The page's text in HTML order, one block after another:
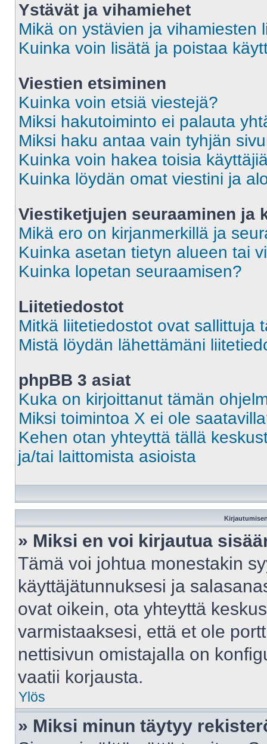
Ystävät ja vihamiehet
Mikä on ystävien ja vihamiesten
Kuinka voin lisätä ja poistaa
Viestien etsiminen
Kuinka voin etsiä viestejä?
Miksi hakutoiminto ei palauta
Miksi haku antaa vain tyhjän
Kuinka voin hakea toisia
Kuinka löydän omat viestini ja
Viestiketjujen seuraaminen ja
Mikä ero on kirjanmerkillä ja
Kuinka asetan tietyn alueen tai
Kuinka lopetan seuraamisen?
Liitetiedostot
Mitkä liitetiedostot ovat sallittuja
Mistä löydän lähettämäni
phpBB 3 asiat
Kuka on kirjoittanut tämän
Miksi toimintoa X ei ole
Kehen otan yhteyttä tällä
ja/tai laittomista asioista
» Miksi en voi kirjautua
Tämä voi johtua monestakin
käyttäjätunnuksesi ja
ovat oikein, ota yhteyttä
varmistaaksesi, että et ole
nettisivun omistajalla on
vaatii korjausta.
Ylös
» Miksi minun täytyy